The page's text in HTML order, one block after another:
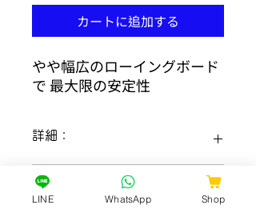
カートに追加する
やや幅広のローイングボード
で 最大限の安定性
詳細：
インフレータブルローイングボード
DUDE18、
バックパック(ドライバッグ）、
才量
LINE WhatsApp Shop